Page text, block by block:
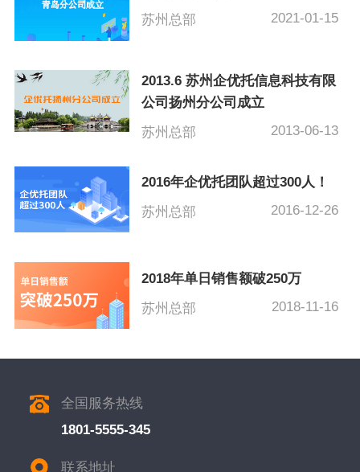
苏州总部
2021-01-15
2013.6 苏州企优托信息科技有限
公司扬州分公司成立
苏州总部
2013-06-13
2016年企优托团队超过300人！
苏州总部
2016-12-26
2018年单日销售额破250万
苏州总部
2018-11-16
全国服务热线
1801-5555-345
联系地址